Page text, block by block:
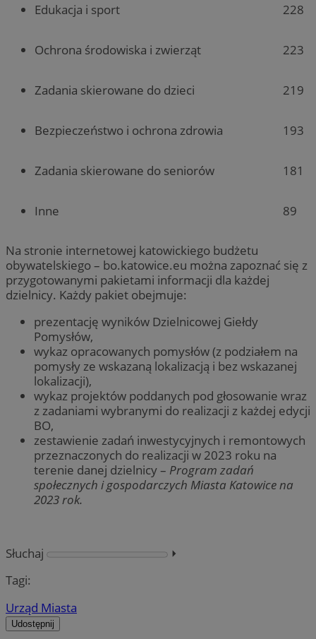
Edukacja i sport 228
Ochrona środowiska i zwierząt 223
Zadania skierowane do dzieci 219
Bezpieczeństwo i ochrona zdrowia 193
Zadania skierowane do seniorów 181
Inne 89
Na stronie internetowej katowickiego budżetu
obywatelskiego – bo.katowice.eu można zapoznać się z
przygotowanymi pakietami informacji dla każdej
dzielnicy. Każdy pakiet obejmuje:
prezentację wyników Dzielnicowej Giełdy
Pomysłów,
wykaz opracowanych pomysłów (z podziałem na
pomysły ze wskazaną lokalizacją i bez wskazanej
lokalizacji),
wykaz projektów poddanych pod głosowanie wraz
z zadaniami wybranymi do realizacji z każdej edycji
BO,
zestawienie zadań inwestycyjnych i remontowych
przeznaczonych do realizacji w 2023 roku na
terenie danej dzielnicy – Program zadań
społecznych i gospodarczych Miasta Katowice na
2023 rok.
Słuchaj
⏵︎
Tagi:
Urząd Miasta
Udostępnij